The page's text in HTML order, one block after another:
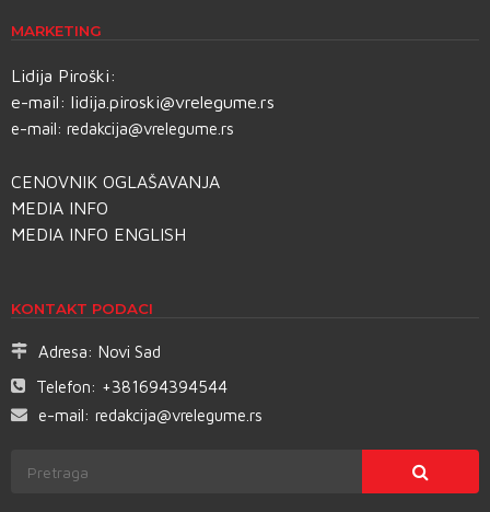
MARKETING
Lidija Piroški:
e-mail: lidija.piroski@vrelegume.rs
e-mail: redakcija@vrelegume.rs
CENOVNIK OGLAŠAVANJA
MEDIA INFO
MEDIA INFO ENGLISH
KONTAKT PODACI
Adresa: Novi Sad
Telefon: +381694394544
e-mail: redakcija@vrelegume.rs